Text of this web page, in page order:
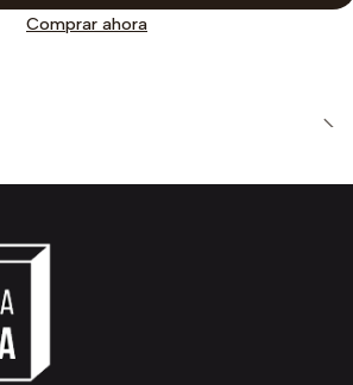
Comprar ahora